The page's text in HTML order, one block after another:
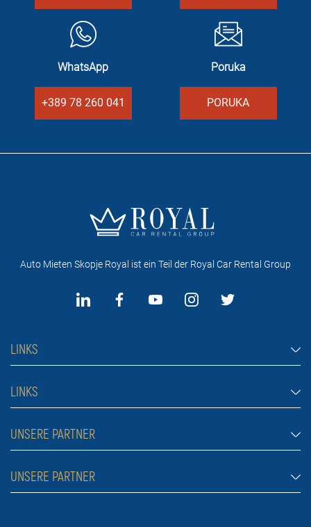
WhatsApp
+389 78 260 041
Poruka
PORUKA
Auto Mieten Skopje Royal ist ein Teil der Royal Car Rental Group
LINKS
Auto Mieten Skopje
Autos
Jeep und SUV-Fahrzeuge
Luxus-Autos
LINKS
Haufig gestellte fragen
Mietbedingungen
Blog
UNSERE PARTNER
Auto Mieten Belgrad
UNSERE PARTNER